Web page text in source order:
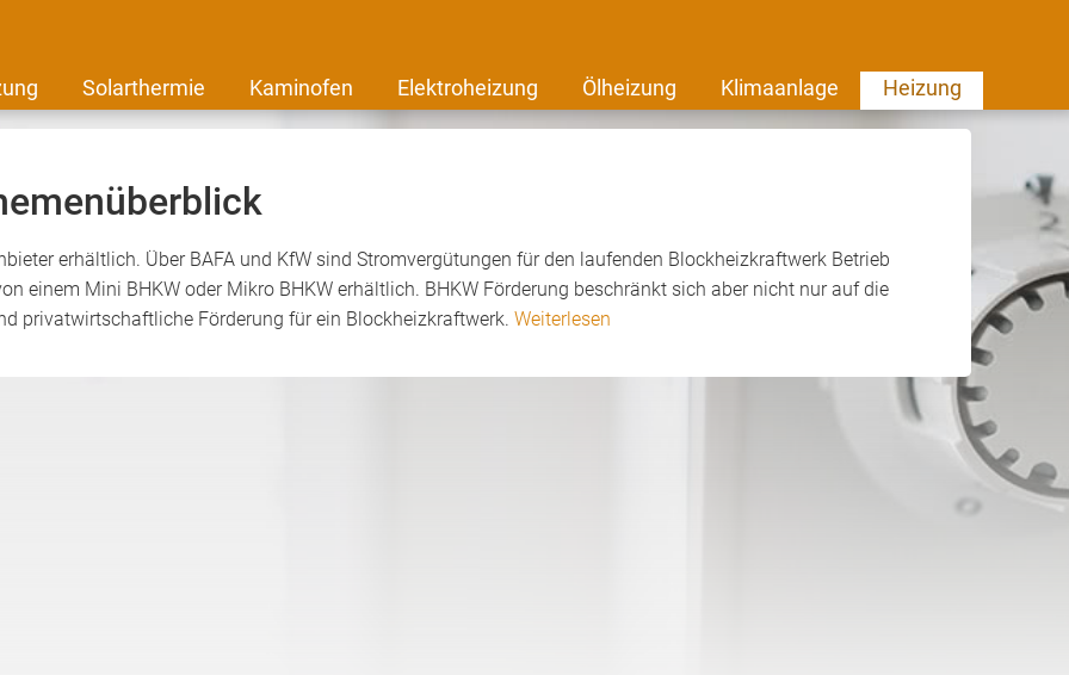
Solarthermie Kaminofen Elektroheizung Ölheizung Klimaanlage Heizung
erhältlich. Über BAFA und KfW sind Stromvergütungen für den laufenden Blockheizkraftwerk Betrieb
einem Mini BHKW oder Mikro BHKW erhältlich. BHKW Förderung beschränkt sich aber nicht nur auf die
privatwirtschaftliche Förderung für ein Blockheizkraftwerk. Weiterlesen